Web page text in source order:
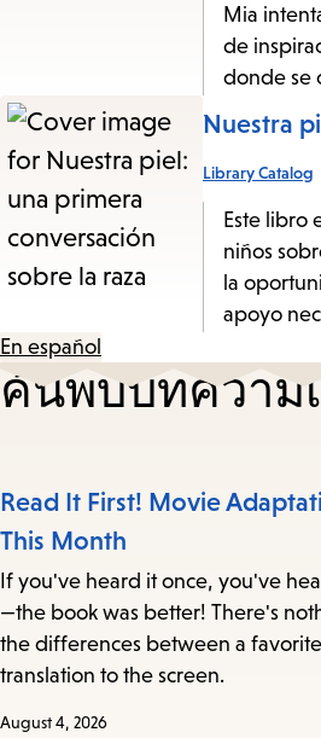
Mia
de
donde se
Nuestra
Library Catalog
Este libro
niños
la
apoyo
En español
ค้นพบบทความ
Read It First! Movie
This Month
If you've heard it once, you've
—the book was better! There's
the differences between a
translation to the screen.
August 4, 2026